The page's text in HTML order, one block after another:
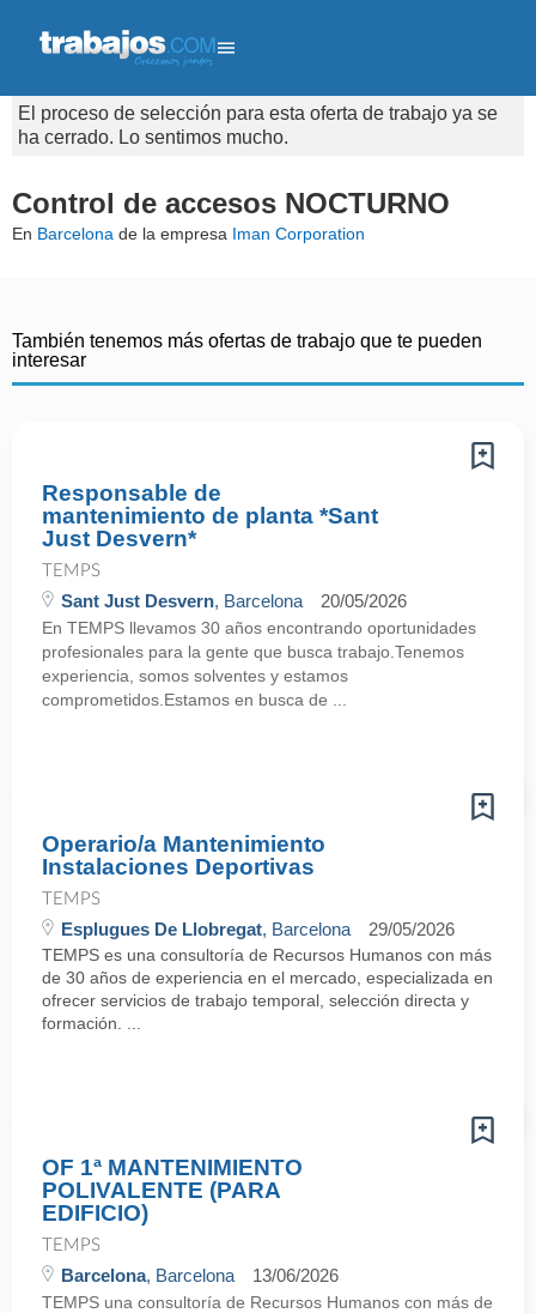
El proceso de selección para esta oferta de trabajo ya se
ha cerrado. Lo sentimos mucho.
Control de accesos NOCTURNO
En Barcelona de la empresa Iman Corporation
También tenemos más ofertas de trabajo que te pueden
interesar
Responsable de
mantenimiento de planta *Sant
Just Desvern*
TEMPS
Sant Just Desvern, Barcelona 20/05/2026
En TEMPS llevamos 30 años encontrando oportunidades
profesionales para la gente que busca trabajo.Tenemos
experiencia, somos solventes y estamos
comprometidos.Estamos en busca de ...
Operario/a Mantenimiento
Instalaciones Deportivas
TEMPS
Esplugues De Llobregat, Barcelona 29/05/2026
TEMPS es una consultoría de Recursos Humanos con más
de 30 años de experiencia en el mercado, especializada en
ofrecer servicios de trabajo temporal, selección directa y
formación. ...
OF 1ª MANTENIMIENTO
POLIVALENTE (PARA
EDIFICIO)
TEMPS
Barcelona, Barcelona 13/06/2026
TEMPS una consultoría de Recursos Humanos con más de